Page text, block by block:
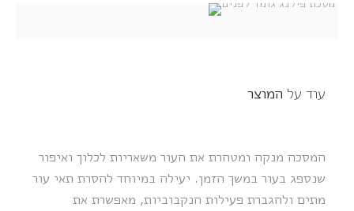
עוד על המוצר
המסכה מנקה ומטהרת את העור משאריות לכלוך ואיפור
שנספג בעור במשך הזמן. יעילה במיוחד להסרת תאי עור
מתים ולהגברת פעילות הנקבוביות, מאפשרת את